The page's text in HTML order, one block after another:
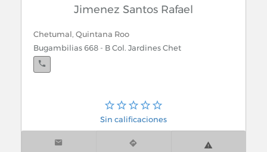
Jimenez Santos Rafael
Chetumal, Quintana Roo
Bugambilias 668 - B Col. Jardines Chet
Sin calificaciones